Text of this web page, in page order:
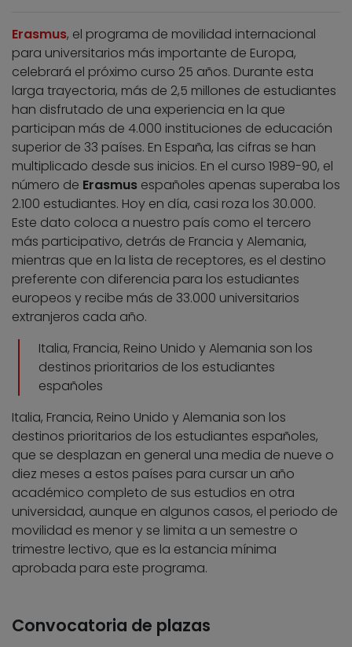
Erasmus, el programa de movilidad internacional
para universitarios más importante de Europa,
celebrará el próximo curso 25 años. Durante esta
larga trayectoria, más de 2,5 millones de estudiantes
han disfrutado de una experiencia en la que
participan más de 4.000 instituciones de educación
superior de 33 países. En España, las cifras se han
multiplicado desde sus inicios. En el curso 1989-90, el
número de Erasmus españoles apenas superaba los
2.100 estudiantes. Hoy en día, casi roza los 30.000.
Este dato coloca a nuestro país como el tercero
más participativo, detrás de Francia y Alemania,
mientras que en la lista de receptores, es el destino
preferente con diferencia para los estudiantes
europeos y recibe más de 33.000 universitarios
extranjeros cada año.
Italia, Francia, Reino Unido y Alemania son los
destinos prioritarios de los estudiantes
españoles
Italia, Francia, Reino Unido y Alemania son los
destinos prioritarios de los estudiantes españoles,
que se desplazan en general una media de nueve o
diez meses a estos países para cursar un año
académico completo de sus estudios en otra
universidad, aunque en algunos casos, el periodo de
movilidad es menor y se limita a un semestre o
trimestre lectivo, que es la estancia mínima
aprobada para este programa.
Convocatoria de plazas